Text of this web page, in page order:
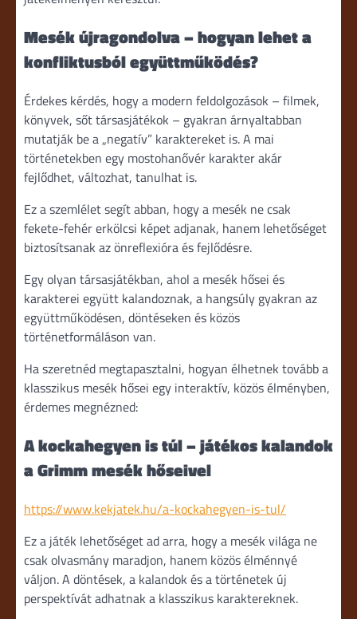
Mesék újragondolva – hogyan lehet a
konfliktusból együttműködés?
Érdekes kérdés, hogy a modern feldolgozások – filmek,
könyvek, sőt társasjátékok – gyakran árnyaltabban
mutatják be a „negatív” karaktereket is. A mai
történetekben egy mostohanővér karakter akár
fejlődhet, változhat, tanulhat is.
Ez a szemlélet segít abban, hogy a mesék ne csak
fekete-fehér erkölcsi képet adjanak, hanem lehetőséget
biztosítsanak az önreflexióra és fejlődésre.
Egy olyan társasjátékban, ahol a mesék hősei és
karakterei együtt kalandoznak, a hangsúly gyakran az
együttműködésen, döntéseken és közös
történetformáláson van.
Ha szeretnéd megtapasztalni, hogyan élhetnek tovább a
klasszikus mesék hősei egy interaktív, közös élményben,
érdemes megnézned:
A kockahegyen is túl – játékos kalandok
a Grimm mesék hőseivel
https://www.kekjatek.hu/a-kockahegyen-is-tul/
Ez a játék lehetőséget ad arra, hogy a mesék világa ne
csak olvasmány maradjon, hanem közös élménnyé
váljon. A döntések, a kalandok és a történetek új
perspektívát adhatnak a klasszikus karaktereknek.